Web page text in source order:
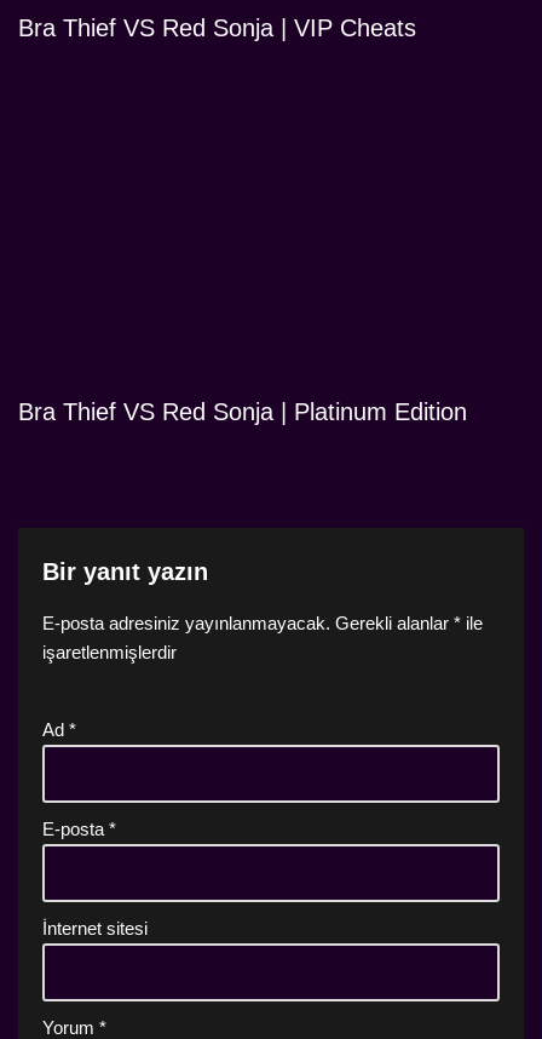
Bra Thief VS Red Sonja | VIP Cheats
Bra Thief VS Red Sonja | Platinum Edition
Bir yanıt yazın
E-posta adresiniz yayınlanmayacak. Gerekli alanlar * ile
işaretlenmişlerdir
Ad *
E-posta *
İnternet sitesi
Yorum *